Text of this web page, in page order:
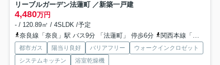
リーブルガーデン法蓮町 ／新築一戸建
4,480万円
- / 120.89㎡ / 4SLDK /予定
奈良線「奈良」駅 バス9分 「法蓮町」 停歩6分
関西本線「奈良」駅 徒歩25分
都市ガス 陽当り良好 バリアフリー
ウォークインクロゼット
システムキッチン
浴室乾燥機